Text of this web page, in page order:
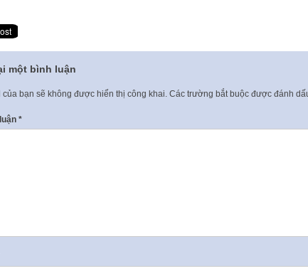
một bình luận
của bạn sẽ không được hiển thị công khai. Các trường bắt buộc được đánh
*